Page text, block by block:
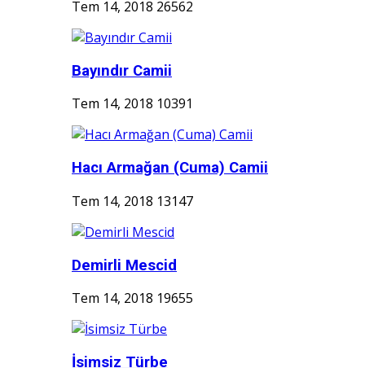
Tem 14, 2018 26562
Bayındır Camii
Tem 14, 2018 10391
Hacı Armağan (Cuma) Camii
Tem 14, 2018 13147
Demirli Mescid
Tem 14, 2018 19655
İsimsiz Türbe